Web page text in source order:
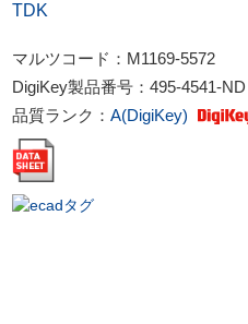
TDK
マルツコード： M1169-5572
DigiKey製品番号： 495-4541-ND
品質ランク： A(DigiKey)